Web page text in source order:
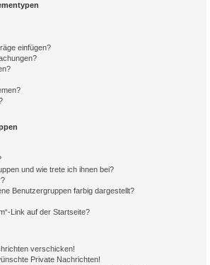
einfügen?
und wie trete ich ihnen bei?
Benutzergruppen farbig dargestellt?
Link auf der Startseite?
verschicken!
Private Nachrichten!